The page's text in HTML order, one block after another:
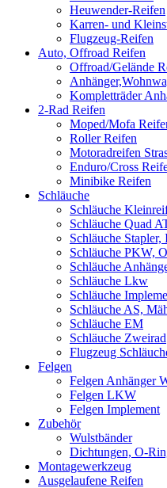
Heuwender-Reifen
Karren- und
Flugzeug-Reifen
Auto, Offroad Reifen
Offroad/Gelände
Kompletträder
2-Rad Reifen
Moped/Mofa
Roller Reifen
Motoradreifen
Enduro/Cross
Minibike Reifen
Schläuche
Schläuche
Schläuche Quad
Schläuche
Schläuche PKW,
Schläuche
Schläuche Lkw
Schläuche
Schläuche AS,
Schläuche EM
Schläuche Zweirad
Flugzeug
Felgen
Felgen Anhänger
Felgen LKW
Felgen Implement
Zubehör
Wulstbänder
Dichtungen, O-
Montagewerkzeug
Ausgelaufene Reifen